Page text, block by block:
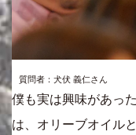
質問者：犬伏 義仁さん
僕も実は興味があっ
は、オリーブオイル